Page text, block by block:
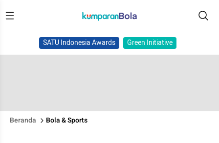
SATU Indonesia Awards Green Initiative
Beranda Bola & Sports